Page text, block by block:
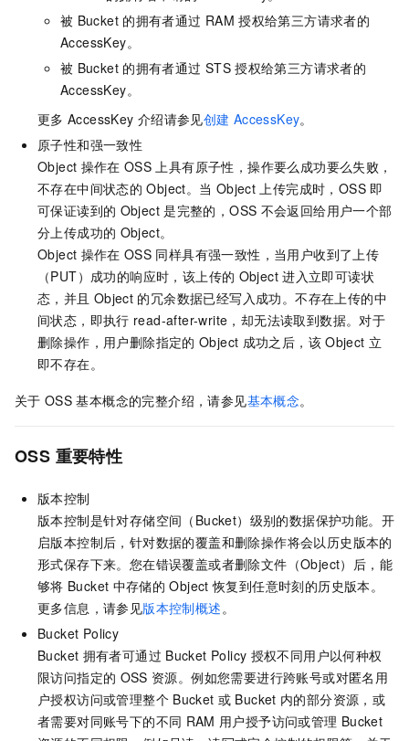
被 Bucket 的拥有者通过 RAM 授权给第三方请求者的
AccessKey。
被 Bucket 的拥有者通过 STS 授权给第三方请求者的
AccessKey。
更多 AccessKey 介绍请参见创建 AccessKey。
原子性和强一致性
Object 操作在 OSS 上具有原子性，操作要么成功要么失败，
不存在中间状态的 Object。当 Object 上传完成时，OSS 即
可保证读到的 Object 是完整的，OSS 不会返回给用户一个部
分上传成功的 Object。
Object 操作在 OSS 同样具有强一致性，当用户收到了上传
（PUT）成功的响应时，该上传的 Object 进入立即可读状
态，并且 Object 的冗余数据已经写入成功。不存在上传的中
间状态，即执行 read-after-write，却无法读取到数据。对于
删除操作，用户删除指定的 Object 成功之后，该 Object 立
即不存在。
关于 OSS 基本概念的完整介绍，请参见基本概念。
OSS 重要特性
版本控制
版本控制是针对存储空间（Bucket）级别的数据保护功能。开
启版本控制后，针对数据的覆盖和删除操作将会以历史版本的
形式保存下来。您在错误覆盖或者删除文件（Object）后，能
够将 Bucket 中存储的 Object 恢复到任意时刻的历史版本。
更多信息，请参见版本控制概述。
Bucket Policy
Bucket 拥有者可通过 Bucket Policy 授权不同用户以何种权
限访问指定的 OSS 资源。例如您需要进行跨账号或对匿名用
户授权访问或管理整个 Bucket 或 Bucket 内的部分资源，或
者需要对同账号下的不同 RAM 用户授予访问或管理 Bucket